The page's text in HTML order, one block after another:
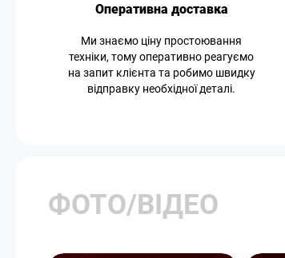
Оперативна доставка
Ми знаємо ціну простоювання
техніки, тому оперативно реагуємо
на запит клієнта та робимо швидку
відправку необхідної деталі.
ФОТО/ВІДЕО